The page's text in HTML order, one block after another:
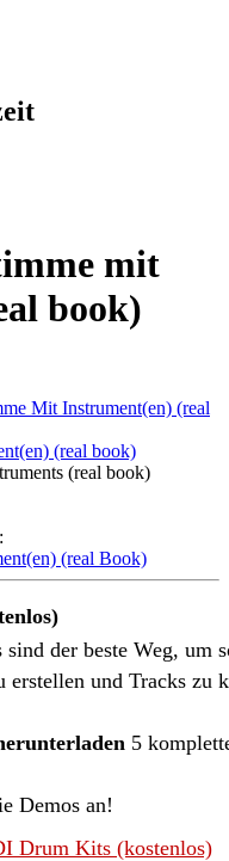
mit
book)
Mit Instrument(en) (real
(real book)
(real Book)
der beste Weg, um
erstellen und Tracks zu
5
Demos an!
Drum Kits (kostenlos)